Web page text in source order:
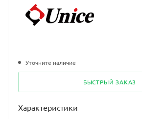
Уточните наличие
БЫСТРЫЙ ЗАКАЗ
Характеристики